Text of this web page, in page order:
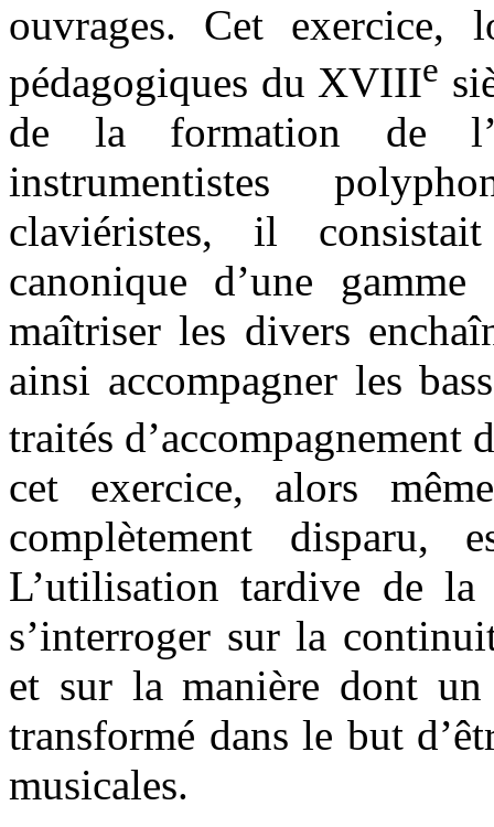
ouvrages. Cet exercice,
pédagogiques du XVIIIe
de la formation de
instrumentistes
claviéristes, il
canonique d’une
maîtriser les divers
ainsi accompagner les
traités d’accompagnement
cet exercice, alors
complètement disparu,
L’utilisation tardive de
s’interroger sur la
et sur la manière dont un
transformé dans le but
musicales.